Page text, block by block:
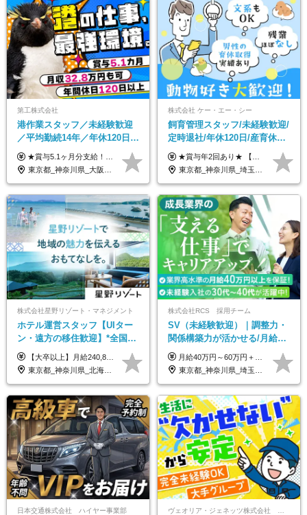
第工株式会社
港作業スタッフ／未経験歓迎
／平均勤続14年／年休120日以
上／食事手当・家族手当あり
／賞与5.1ヶ月分
★賞与5.1ヶ月分支給！ ★入社3年目・30代で年収730万円の先輩も活躍中！ ★入社1年目・20代で月収29万円の実績あり 月給：22.5万円～30.5万円＋各種手当＋賞与年2回＋残業代全額支給 ※経験・能力などを考慮のうえ決定します ※上記月給には食事手当(5000円／月）を含みます ※残業代は分単位で100％支給いたします ※試用期間3ヶ月。その間の給与・待遇に差異はありません 【月収例】 ◆33.5万円／31歳 入社7か月 ◆38.5万円／32歳 入社1年目 ◆48.4万円／44歳 入社12年目 ※経験・能力などを考慮のうえ決定 ※月収・給与例には休日手当も含みます 【手当詳細】 ◆交通費規定支給（上限3万5000円／月） ◆時間外手当全額支給 ◆休日出勤手当 ◆港湾住宅あり（1R・2万円台～） ◆資格取得支援制度：全額負担 ◆地域手当：関東地区1万円／月
東京都_神奈川県_大阪府_愛知県_兵庫県
株式会社 ケー・エー・シー
飼育管理スタッフ/未経験歓迎/
定時退社/年休120日/産育休実
績あり/連休取得OK/賞与年2
回/急募求人
★賞与年2回あり★ 【未経験の方】月給20万7,750円～＋賞与年2回＋残業代全額支給＋交通費支給 【生物系大卒の方】月給21万3,750円～＋賞与年2回＋残業代全額支給＋交通費支給 ★手当が充実★ ・資格手当（実験動物技術者2級：月3,000円、1級：月7,000円） ・家族手当 ・住宅費用補助（転居を伴う転勤の場合：最大5年間支給） ・残業代全額支給 ※入社5年目程度で賞与4.6ヶ月分の支給実績あり ※月給の金額は、能力やスキルを考慮して決定します ※試用期間6ヶ月あり（雇用形態・給与・待遇に差異なし）
東京都_神奈川県_埼玉県_大阪府_愛知県_茨城県_三重県_京都府_佐賀県
株式会社星野リゾート・マネジメント
ホテル運営スタッフ【UIター
ン・遠方の移住歓迎】*全国募
集*週休3日/年休161日可*未経
験OK*新規開業あり
【大卒以上】月給240,800円以上+賞与2回+各種手当 【短大・専門学校卒】月給204,400円以上+賞与2回+各種手当 【上記以外】月給187,000円以上+賞与2回+各種手当 ※経験、資格、能力等を考慮の上、決定いたします ※残業代全額支給 ※試用期間3ヶ月（条件変更なし）
東京都_神奈川県_北海道_青森県_山形県_福島県_栃木県_群馬県_山梨県_長野県_石川県_静岡県_岐阜県_京都府_広島県_島根県_山口県_高知県_長崎県_大分県_鹿児島県_沖縄県
株式会社RCS 採用チーム
SV（未経験歓迎）｜調整力・
関係構築力が活かせる/月給40
万円以上/30～40代活躍中/6か
月間の研修充実
月給40万円～60万円＋各種手当＋業績賞与 ◎経験や能力等を考慮し、優遇いたします！ ◎成果により業績賞与を年2回支給します！ 上記月給には、固定残業代として 「60,800円～95,000円（28時間分）」を含む。 超過分は別途全額支給します。
東京都_神奈川県_埼玉県_千葉県_大阪府_愛知県_北海道_青森県_岩手県_宮城県_秋田県_山形県_福島県_茨城県_栃木県_群馬県_新潟県_山梨県_長野県_富山県_石川県_福井県_静岡県_岐阜県_三重県_兵庫県_京都府_滋賀県_奈良県_和歌山県_広島県_岡山県_鳥取県_島根県_山口県_徳島県_香川県_愛媛県_高知県_福岡県_熊本県_佐賀県_長崎県_大分県_宮崎県_鹿児島県_沖縄県
日本交通株式会社 ハイヤー事業部